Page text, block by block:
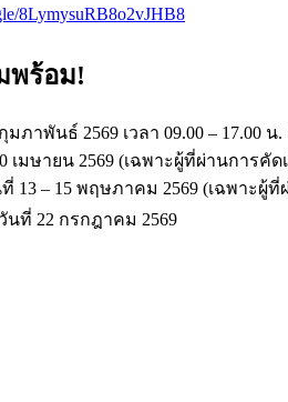
8LymysuRB8o2vJHB8
พร้อม!
มภาพันธ์ 2569 เวลา 09.00 – 17.00
เมษายน 2569 (เฉพาะผู้ที่ผ่านการคั
13 – 15 พฤษภาคม 2569 (เฉพาะผู้
วันที่ 22 กรกฎาคม 2569